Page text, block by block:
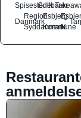
SpisestederGrillbarer
Danmark
Region
Syddanmark
Esbjerg
Kommune
N